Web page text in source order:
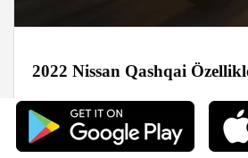
2022 Nissan Qashqai
Haberler